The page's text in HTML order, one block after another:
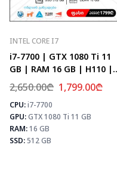
MAX FPS
PUBG
64
Fortnite
76
INTEL CORE I7
i7-7700 | GTX 1080 Ti 11
GB | RAM 16 GB | H110 |
SSD 512 GB
2,650.00₾ 1,799.00₾
CPU:i7-7700
GPU:GTX 1080 Ti 11 GB
RAM:16 GB
SSD:512 GB